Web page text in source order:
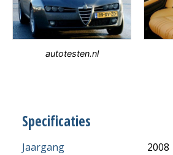
autotesten.nl
Specificaties
Jaargang
2008